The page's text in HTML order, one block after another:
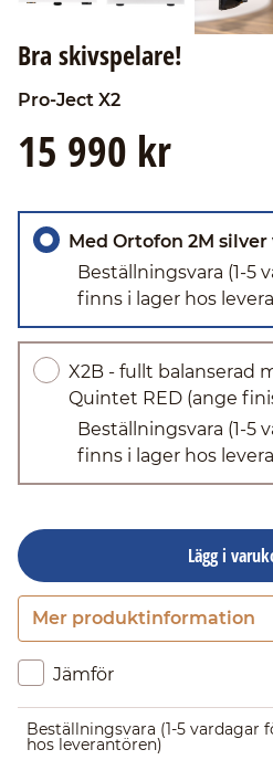
Bra skivspelare!
Pro-Ject X2
15 990 kr
Med Ortofon 2M silver
Beställningsvara (1-5
finns i lager hos
X2B - fullt balanserad
Quintet RED (ange
Beställningsvara (1-5
finns i lager hos
Lägg i
Gå till
Mer produktinformation
Jämför
Beställningsvara (1-5 vardagar
hos leverantören)